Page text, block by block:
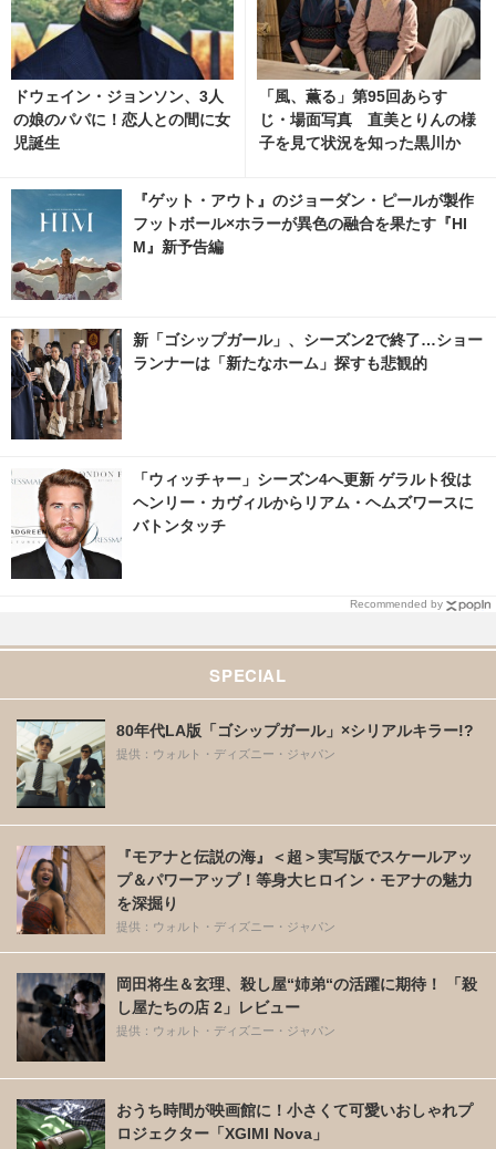
ドウェイン・ジョンソン、3人
の娘のパパに！恋人との間に女
児誕生
「風、薫る」第95回あらす
じ・場面写真 直美とりんの様
子を見て状況を知った黒川か
『ゲット・アウト』のジョーダン・ピールが製作
フットボール×ホラーが異色の融合を果たす『HI
M』新予告編
新「ゴシップガール」、シーズン2で終了…ショー
ランナーは「新たなホーム」探すも悲観的
「ウィッチャー」シーズン4へ更新 ゲラルト役は
ヘンリー・カヴィルからリアム・ヘムズワースに
バトンタッチ
Recommended by
SPECIAL
80年代LA版「ゴシップガール」×シリアルキラー!?
提供：ウォルト・ディズニー・ジャパン
『モアナと伝説の海』＜超＞実写版でスケールアッ
プ＆パワーアップ！等身大ヒロイン・モアナの魅力
を深掘り
提供：ウォルト・ディズニー・ジャパン
岡田将生＆玄理、殺し屋“姉弟“の活躍に期待！ 「殺
し屋たちの店 2」レビュー
提供：ウォルト・ディズニー・ジャパン
おうち時間が映画館に！小さくて可愛いおしゃれプ
ロジェクター「XGIMI Nova」